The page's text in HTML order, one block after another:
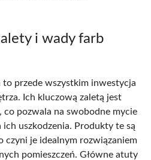
i wady farb
przede wszystkim inwestycja
Ich kluczową zaletą jest
co pozwala na swobodne mycie
ich uszkodzenia. Produkty te są
czyni je idealnym rozwiązaniem
pomieszczeń. Główne atuty